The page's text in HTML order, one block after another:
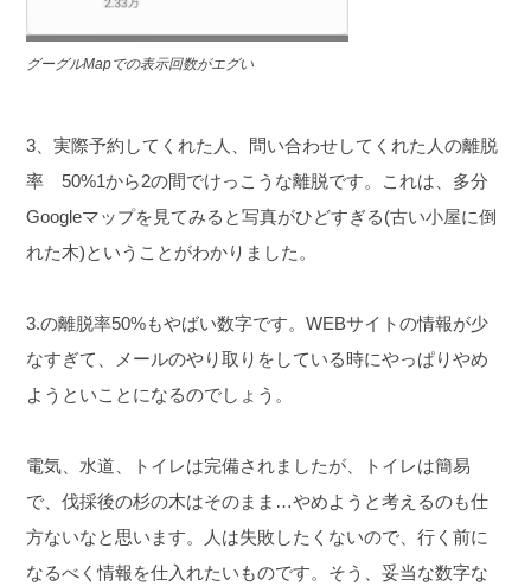
グーグルMapでの表示回数がエグい
3、実際予約してくれた人、問い合わせしてくれた人の離脱
率 50%1から2の間でけっこうな離脱です。これは、多分
Googleマップを見てみると写真がひどすぎる(古い小屋に倒
れた木)ということがわかりました。
3.の離脱率50%もやばい数字です。WEBサイトの情報が少
なすぎて、メールのやり取りをしている時にやっぱりやめ
ようといことになるのでしょう。
電気、水道、トイレは完備されましたが、トイレは簡易
で、伐採後の杉の木はそのまま…やめようと考えるのも仕
方ないなと思います。
人は失敗したくないので、行く前に
なるべく情報を仕入れたいものです。そう、妥当な数字な